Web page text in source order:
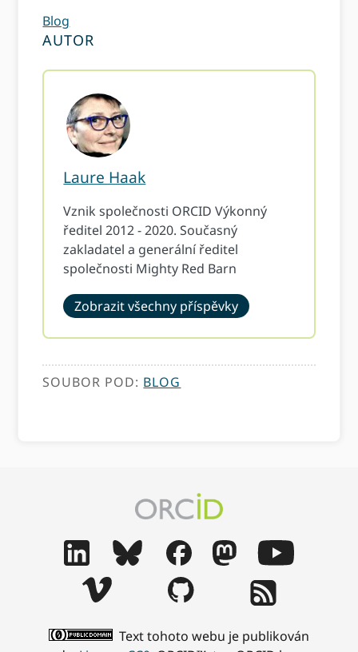
Blog
AUTOR
Laure Haak
Vznik společnosti ORCID Výkonný
ředitel 2012 - 2020. Současný
zakladatel a generální ředitel
společnosti Mighty Red Barn
Zobrazit všechny příspěvky
SOUBOR POD: BLOG
Text tohoto webu je publikován